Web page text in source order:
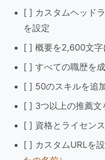
[ ] カスタムヘッド
を設定
[ ] 概要を2,600文字
[ ] すべての職歴を
[ ] 50のスキルを追
[ ] 3つ以上の推薦文
[ ] 資格とライセン
[ ] カスタムURLを